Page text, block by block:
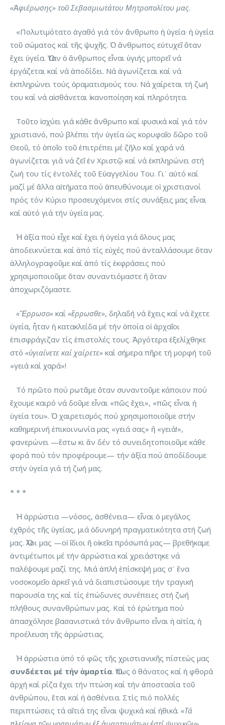
«Ἀφιέρωσης» τοῦ Σεβασμιωτάτου Μητροπολίτου μας.
«Πολυτιμότατο ἀγαθό γιά τόν ἄνθρωπο ἡ ὑγεία· ἡ ὑγεία
τοῦ σώματος καί τῆς ψυχῆς. Ὁ ἄνθρωπος εὐτυχεῖ ὅταν
ἔχει ὑγεία. Ὅταν ὁ ἄνθρωπος εἶναι ὑγιής μπορεῖ νά
ἐργάζεται καί νά ἀποδίδει. Νά ἀγωνίζεται καί νά
ἐκπληρώνει τούς ὁραματισμούς του. Νά χαίρεται τή ζωή
του καί νά αἰσθάνεται ἱκανοποίηση καί πληρότητα.
Τοῦτο ἰσχύει γιά κάθε ἄνθρωπο καί φυσικά καί γιά τόν
χριστιανό, πού βλέπει τήν ὑγεία ὡς κορυφαῖο δῶρο τοῦ
Θεοῦ, τό ὁποῖο τοῦ ἐπιτρέπει μέ ζῆλο καί χαρά νά
ἀγωνίζεται γιά νά ζεῖ ἐν Χριστῷ καί νά ἐκπληρώνει στή
ζωή του τίς ἐντολές τοῦ Εὐαγγελίου Του. Γι᾽ αὐτό καί
μαζί μέ ἄλλα αἰτήματα πού ἀπευθύνουμε οἱ χριστιανοί
πρός τόν Κύριο προσευχόμενοι στίς συνάξεις μας εἶναι
καί αὐτό γιά τήν ὑγεία μας.
Ἡ ἀξία πού εἶχε καί ἔχει ἡ ὑγεία γιά ὅλους μας
ἀποδεικνύεται καί ἀπό τίς εὐχές πού ἀνταλλάσουμε ὅταν
ἀλληλογραφοῦμε καί ἀπό τίς ἐκφράσεις πού
χρησιμοποιοῦμε ὅταν συναντιόμαστε ἤ ὅταν
ἀποχωριζόμαστε.
«Ἔρρωσο» καί «ἔρρωσθε», δηλαδή νά ἔχεις καί νά ἔχετε
ὑγεία, ἦταν ἡ κατακλείδα μέ τήν ὁποία οἱ ἀρχαῖοι
ἐπισφράγιζαν τίς ἐπιστολές τους. Ἀργότερα ἐξελίχθηκε
στό «ὑγιαίνετε καί χαίρετε» καί σήμερα πῆρε τή μορφή τοῦ
«γειά καί χαρά»!
Τό πρῶτο πού ρωτᾶμε ὅταν συναντοῦμε κάποιον πού
ἔχουμε καιρό νά δοῦμε εἶναι «πῶς ἔχει», «πῶς εἶναι ἡ
ὑγεία του». Ὁ χαιρετισμός πού χρησιμοποιοῦμε στήν
καθημερινή ἐπικοινωνία μας «γειά σας» ἤ «γειά!»,
φανερώνει —ἔστω κι ἄν δέν τό συνειδητοποιοῦμε κάθε
φορά πού τόν προφέρουμε— τήν ἀξία πού ἀποδίδουμε
στήν ὑγεία γιά τή ζωή μας.
* * *
Ἡ ἀρρώστια —νόσος, ἀσθένεια— εἶναι ὁ μεγάλος
ἐχθρός τῆς ὑγείας, μιά ὀδυνηρή πραγματικότητα στή ζωή
μας. Ὅλοι μας —οἱ ἴδιοι ἤ οἰκεῖα πρόσωπά μας— βρεθήκαμε
ἀντιμέτωποι μέ τήν ἀρρώστια καί χρειάστηκε νά
παλέψουμε μαζί της. Μιά ἁπλή ἐπίσκεψή μας σ᾽ ἕνα
νοσοκομεῖο ἀρκεῖ γιά νά διαπιστώσουμε τήν τραγική
παρουσία της καί τίς ἐπώδυνες συνέπειες στή ζωή
πλήθους συνανθρώπων μας. Καί τό ἐρώτημα πού
ἀπασχόλησε βασανιστικά τόν ἄνθρωπο εἶναι ἡ αἰτία, ἡ
προέλευση τῆς ἀρρώστιας.
Ἡ ἀρρώστια ὑπό τό φῶς τῆς χριστιανικῆς πίστεώς μας
συνδέεται μέ τήν ἁμαρτία. Ὅπως ὁ θάνατος καί ἡ φθορά
ἀρχή καί ρίζα ἔχει τήν πτώση καί τήν ἀποστασία τοῦ
ἀνθρώπου, ἔτσι καί ἡ ἀσθένεια. Στίς πιό πολλές
περιπτώσεις τά αἴτιά της εἶναι ψυχικά καί ἠθικά. «Τά